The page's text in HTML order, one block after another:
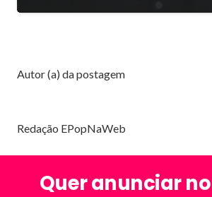
Autor (a) da postagem
Redação EPopNaWeb
Quer anunciar no